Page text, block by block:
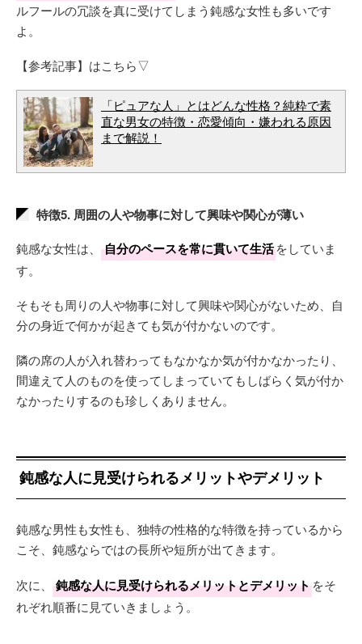
ルフールの冗談を真に受けてしまう鈍感な女性も多いです
よ。
【参考記事】はこちら▽
「ピュアな人」とはどんな性格？純粋で素
直な男女の特徴・恋愛傾向・嫌われる原因
まで解説！
特徴5. 周囲の人や物事に対して興味や関心が薄い
鈍感な女性は、 自分のペースを常に貫いて生活をしていま
す。
そもそも周りの人や物事に対して興味や関心がないため、自
分の身近で何かが起きても気が付かないのです。
隣の席の人が入れ替わってもなかなか気が付かなかったり、
間違えて人のものを使ってしまっていてもしばらく気が付か
なかったりするのも珍しくありません。
鈍感な人に見受けられるメリットやデメリット
鈍感な男性も女性も、独特の性格的な特徴を持っているから
こそ、鈍感ならではの長所や短所が出てきます。
次に、 鈍感な人に見受けられるメリットとデメリットをそ
れぞれ順番に見ていきましょう。